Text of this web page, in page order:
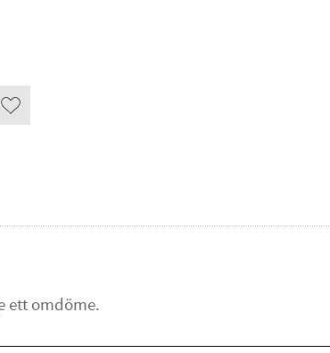
Lägg till i favoriter